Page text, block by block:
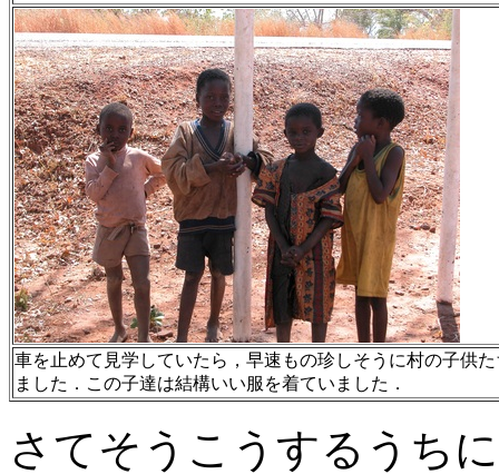
車を止めて見学していたら，早速もの珍しそうに村の子供
ました．この子達は結構いい服を着ていました．
さてそうこうするうち